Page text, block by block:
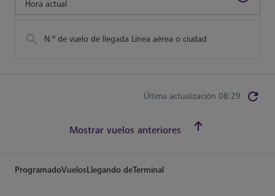
N.º de vuelo de llegada Línea aérea o ciudad
Última actualización 08:29
Mostrar vuelos anteriores
ProgramadoVuelosLlegando deTerminal